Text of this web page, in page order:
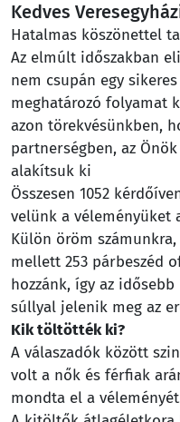
Kedves
Hatalmas köszönettel
Az elmúlt időszakban
nem csupán egy
meghatározó folyamat
azon törekvésünkben,
partnerségben, az
alakítsuk ki
Összesen 1052
velünk a véleményüket
Külön öröm
mellett 253 párbeszéd
hozzánk, így az
súllyal jelenik meg az
Kik töltötték ki?
A válaszadók között
volt a nők és férfiak
mondta el a